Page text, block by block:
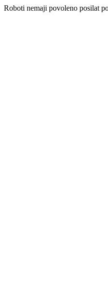
Roboti nemaji povoleno posilat